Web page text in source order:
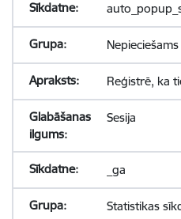
Nepieciešams
Reģistrē, ka
Sesija
_ga
Statistikas